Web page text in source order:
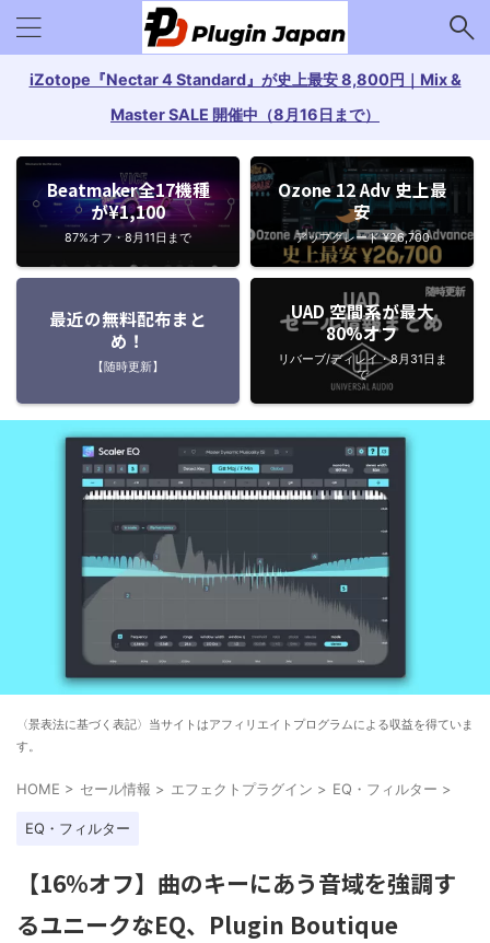
iZotope『Nectar 4 Standard』が史上最安 8,800円｜Mix &
Master SALE 開催中（8月16日まで）
Beatmaker全17機種
が¥1,100
87%オフ・8月11日まで
Ozone 12 Adv 史上最
安
アップグレード ¥26,700
最近の無料配布まと
め！
【随時更新】
UAD 空間系が最大
80%オフ
リバーブ/ディレイ・8月31日ま
で
〈景表法に基づく表記〉当サイトはアフィリエイトプログラムによる収益を得ていま
す。
HOME > セール情報 > エフェクトプラグイン > EQ・フィルター >
EQ・フィルター
【16%オフ】曲のキーにあう音域を強調す
るユニークなEQ、Plugin Boutique